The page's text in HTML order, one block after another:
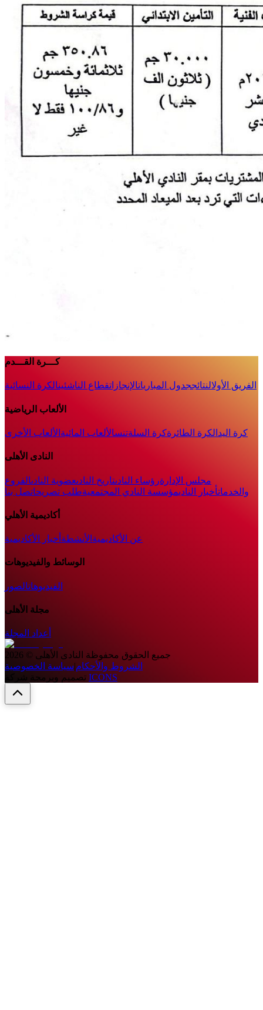
كـــرة القـــدم
الفريق الأولالنتائججدول المبارياتالإنجازاتقطاع الناشئينالكرة النسائية
الألعاب الرياضية
كرة اليد الكرة الطائرةكرة السلةتنسالألعاب المائية الألعاب الأخرى
النادى الأهلى
مجلس الإدارةرؤساء النادىتاريخ النادىعضوية النادىالفروع
والخدماتأخبار الناديمؤسسة النادي المجتمعيةطلب تصريحاتصل بنا
أكاديمية الأهلي
عن الأكاديمية الأنشطة أخبار الأكاديمية
الوسائط والفيديوهات
الفيديوهاتالصور
مجلة الأهلى
أعداد المجلة
جميع الحقوق محفوظة النادى الأهلى ©
2026
الشروط والأحكام|سياسة الخصوصية
تصميم وبرمجة شركة ICONS